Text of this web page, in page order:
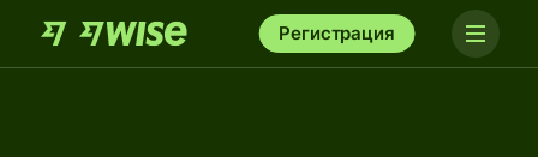
Регистрация